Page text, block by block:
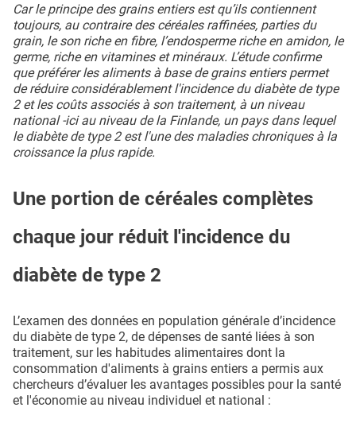
Car le principe des grains entiers est qu’ils contiennent
toujours, au contraire des céréales raffinées, parties du
grain, le son riche en fibre, l’endosperme riche en amidon, le
germe, riche en vitamines et minéraux. L’étude confirme
que préférer les aliments à base de grains entiers permet
de réduire considérablement l'incidence du diabète de type
2 et les coûts associés à son traitement, à un niveau
national -ici au niveau de la Finlande, un pays dans lequel
le diabète de type 2 est l'une des maladies chroniques à la
croissance la plus rapide.
Une portion de céréales complètes
chaque jour réduit l'incidence du
diabète de type 2
L’examen des données en population générale d’incidence
du diabète de type 2, de dépenses de santé liées à son
traitement, sur les habitudes alimentaires dont la
consommation d'aliments à grains entiers a permis aux
chercheurs d’évaluer les avantages possibles pour la santé
et l'économie au niveau individuel et national :